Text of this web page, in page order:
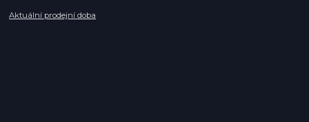
Aktuální prodejní doba